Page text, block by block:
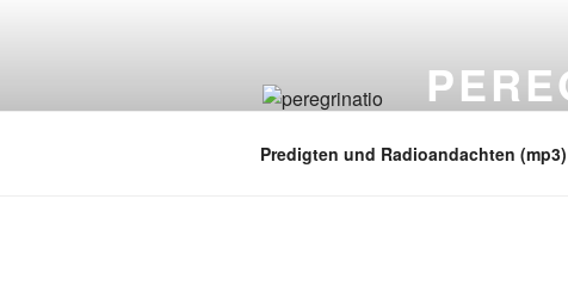
Predigten und Radioandachten (mp3)